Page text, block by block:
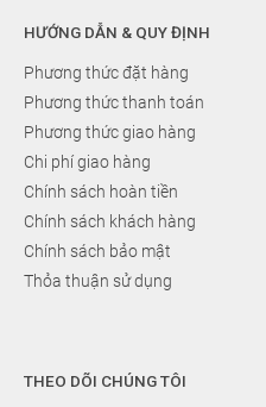
HƯỚNG DẪN & QUY ĐỊNH
Phương thức đặt hàng
Phương thức thanh toán
Phương thức giao hàng
Chi phí giao hàng
Chính sách hoàn tiền
Chính sách khách hàng
Chính sách bảo mật
Thỏa thuận sử dụng
THEO DÕI CHÚNG TÔI